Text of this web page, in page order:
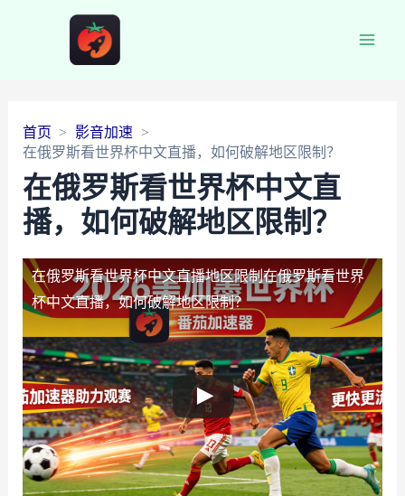
首页
影音加速
在俄罗斯看世界杯中文直播，如何破解地区限制？
在俄罗斯看世界杯中文直
播，如何破解地区限制？
在俄罗斯看世界杯中文直播地区限制在俄罗斯看世界
杯中文直播，如何破解地区限制？